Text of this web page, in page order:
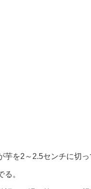
を2～2.5センチに切っ
。